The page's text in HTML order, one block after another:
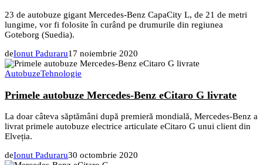
23 de autobuze gigant Mercedes-Benz CapaCity L, de 21 de metri
lungime, vor fi folosite în curând pe drumurile din regiunea
Goteborg (Suedia).
deIonut Paduraru17 noiembrie 2020
AutobuzeTehnologie
Primele autobuze Mercedes-Benz eCitaro G livrate
La doar câteva săptămâni după premieră mondială, Mercedes-Benz a
livrat primele autobuze electrice articulate eCitaro G unui client din
Elveția.
deIonut Paduraru30 octombrie 2020